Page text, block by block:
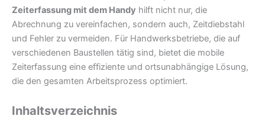
Zeiterfassung mit dem Handy hilft nicht nur, die
Abrechnung zu vereinfachen, sondern auch, Zeitdiebstahl
und Fehler zu vermeiden. Für Handwerksbetriebe, die auf
verschiedenen Baustellen tätig sind, bietet die mobile
Zeiterfassung eine effiziente und ortsunabhängige Lösung,
die den gesamten Arbeitsprozess optimiert.
Inhaltsverzeichnis